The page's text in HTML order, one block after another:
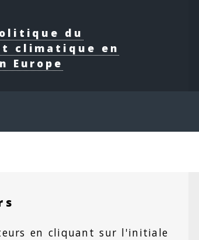
du
climatique en
Europe
en cliquant sur l'initiale